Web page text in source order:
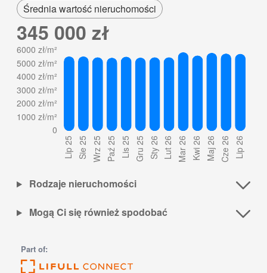
Średnia wartość nieruchomości
345 000 zł
Rodzaje nieruchomości
Mogą Ci się również spodobać
Part of: